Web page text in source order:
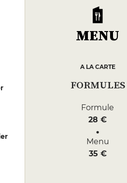
MENU
A LA CARTE
FORMULES
Formule
28 €
Menu
35 €